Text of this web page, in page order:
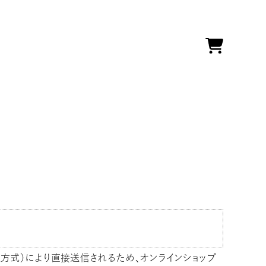
）により直接送信されるため、オンラインショップ